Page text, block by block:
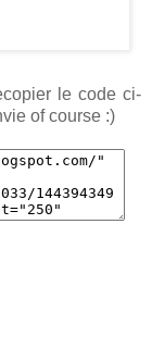
le code ci-
of course :)